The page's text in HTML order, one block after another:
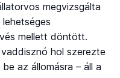
megvizsgálta
mellett döntött.
hol szerezte
az állomásra – áll a